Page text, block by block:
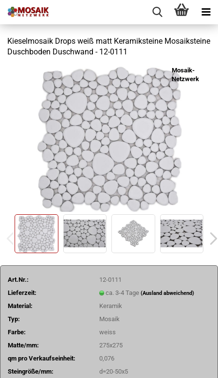
Kieselmosaik Drops weiß matt Keramiksteine Mosaiksteine
Duschboden Duschwand - 12-0111
Mosaik-
Netzwerk
Art.Nr.:
12-0111
Lieferzeit:
ca. 3-4 Tage(Ausland abweichend)
Material:
Keramik
Typ:
Mosaik
Farbe:
weiss
Matte/mm:
275x275
qm pro Verkaufseinheit:
0,076
Steingröße/mm:
d=20-50x5